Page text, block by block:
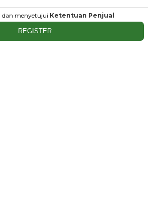
dan menyetujui Ketentuan Penjual
REGISTER